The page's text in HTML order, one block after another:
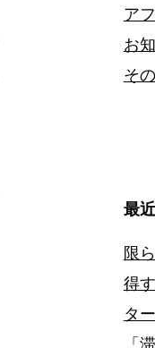
ア
お
そ
最
限
得
タ